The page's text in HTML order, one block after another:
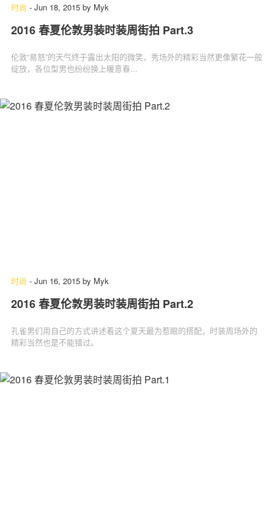
时尚 - Jun 18, 2015 by Myk
2016 春夏伦敦男装时装周街拍 Part.3
伦敦“易怒”的天气终于露出太阳的微笑，秀场外的精彩当然更像繁花一般
绽放，各位型男也纷纷换上暖意春...
时尚 - Jun 16, 2015 by Myk
2016 春夏伦敦男装时装周街拍 Part.2
孔雀男们用自己的方式讲述着这个夏天最为惹眼的搭配，时装周场外的
精彩当然也是不能错过。